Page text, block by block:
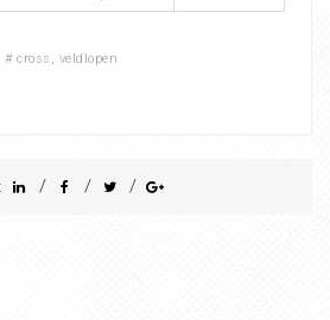
# cross , veldlopen
/ / /